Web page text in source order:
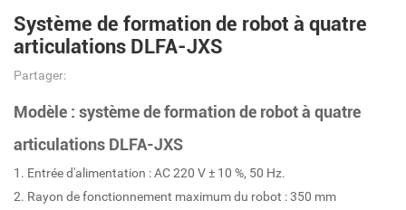
Système de formation de robot à quatre
articulations DLFA-JXS
Partager:
Modèle : système de formation de robot à quatre
articulations DLFA-JXS
1. Entrée d'alimentation : AC 220 V ± 10 %, 50 Hz.
2. Rayon de fonctionnement maximum du robot : 350 mm